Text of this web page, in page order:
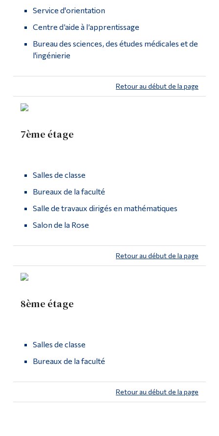
Service d'orientation
Centre d’aide à l’apprentissage
Bureau des sciences, des études médicales et de
l'ingénierie
Retour au début de la page
7ème étage
Salles de classe
Bureaux de la faculté
Salle de travaux dirigés en mathématiques
Salon de la Rose
Retour au début de la page
8ème étage
Salles de classe
Bureaux de la faculté
Retour au début de la page